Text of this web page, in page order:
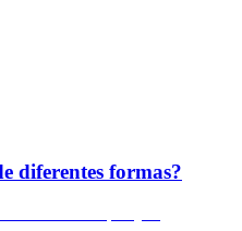
diferentes formas?